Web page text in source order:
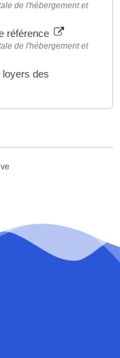
de l'hébergement et
référence
de l'hébergement et
loyers des